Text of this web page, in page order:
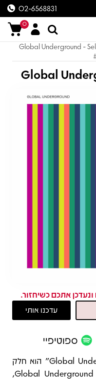
02-6568831
0
Global Underground -
Global
אתכם כשיחזור.
ספוטיפיי
תיאור
האלבום "Global Underground: Select #10" הוא חלק
מסדרת האוספים היוקרתית של Global Underground,